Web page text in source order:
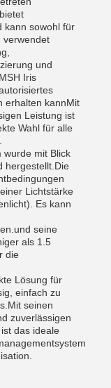
kann sowohl für
verwendet
und
Iris
erhalten kannMit
Leistung ist
Wahl für alle
wurde mit Blick
hergestellt.Die
Lichtstärke
Es kann
seine
als 1.5
die
Lösung für
einfach zu
seinen
zuverlässigen
das ideale